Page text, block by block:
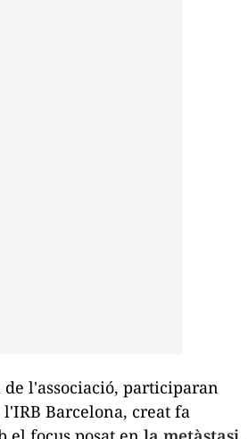
l'associació, participaran
Barcelona, creat fa